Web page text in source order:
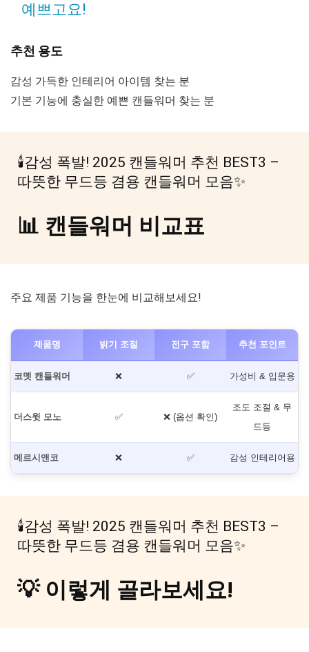
예쁘고요!
추천 용도
감성 가득한 인테리어 아이템 찾는 분
기본 기능에 충실한 예쁜 캔들워머 찾는 분
🕯️감성 폭발! 2025 캔들워머 추천 BEST3 –
따뜻한 무드등 겸용 캔들워머 모음✨
📊 캔들워머 비교표
주요 제품 기능을 한눈에 비교해보세요!
제품명 밝기 조절 전구 포함 추천 포인트
코멧 캔들워머 ❌ ✅ 가성비 & 입문용
더스윗 모노 ✅ ❌ (옵션 확인)
조도 조절 & 무
드등
메르시앤코 ❌ ✅ 감성 인테리어용
🕯️감성 폭발! 2025 캔들워머 추천 BEST3 –
따뜻한 무드등 겸용 캔들워머 모음✨
💡 이렇게 골라보세요!